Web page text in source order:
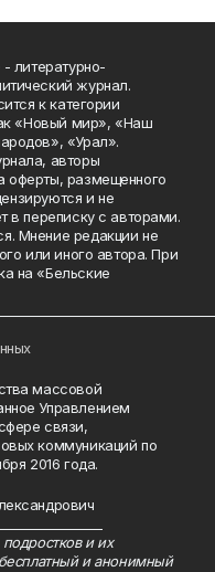
литературно-
журнал.
к категории
«Новый мир», «Наш
«Урал».
авторы
оферты, размещенного
и не
в переписку с авторами.
Мнение редакции не
или иного автора. При
на «Бельские
массовой
Управлением
связи,
коммуникаций по
2016 года.
и их
и анонимный